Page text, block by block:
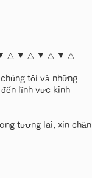
△ ▼ △ ▼ △ ▼ △
tôi và những
lĩnh vực kinh
tương lai, xin chân